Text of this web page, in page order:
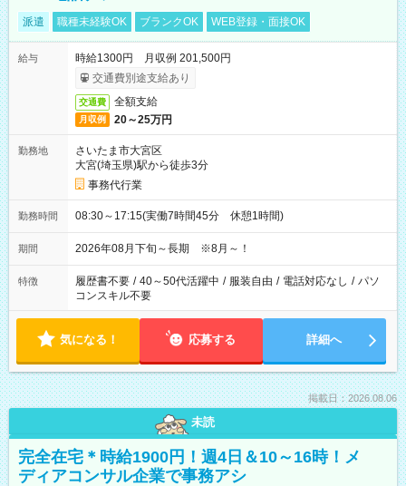
派遣 職種未経験OK ブランクOK WEB登録・面接OK
給与
時給1300円 月収例 201,500円
交通費別途支給あり
交通費 全額支給
月収例 20～25万円
勤務地
さいたま市大宮区
大宮(埼玉県)駅から徒歩3分
事務代行業
勤務時間 08:30～17:15(実働7時間45分 休憩1時間)
期間 2026年08月下旬～長期 ※8月～！
特徴 履歴書不要 / 40～50代活躍中 / 服装自由 / 電話対応なし / パソ
コンスキル不要
気になる！ 応募する 詳細へ
掲載日：2026.08.06
未読
完全在宅＊時給1900円！週4日＆10～16時！メ
ディアコンサル企業で事務アシ